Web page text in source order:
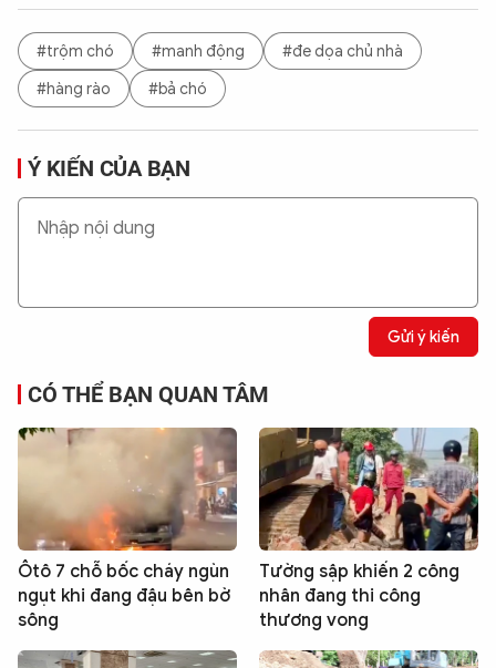
#trộm chó #manh động
#đe dọa chủ nhà
#hàng rào
#bả chó
Ý KIẾN CỦA BẠN
Gửi ý kiến
CÓ THỂ BẠN QUAN TÂM
Ôtô 7 chỗ bốc cháy ngùn
ngụt khi đang đậu bên bờ
sông
Tường sập khiến 2 công
nhân đang thi công
thương vong